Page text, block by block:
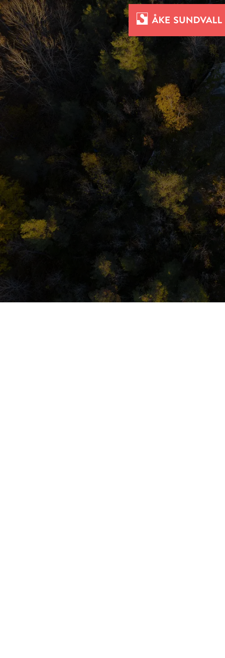
Bostäder
Lokaler och parkering
Entreprenad
Om oss
Kontakt